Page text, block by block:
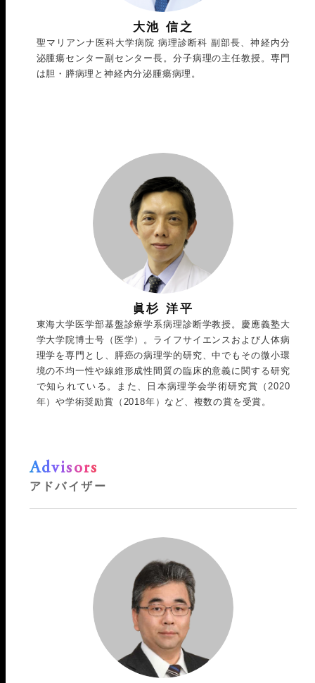
大池 信之
聖マリアンナ医科大学病院 病理診断科 副部長、神経内分
泌腫瘍センター副センター長。分子病理の主任教授。専門
は胆・膵病理と神経内分泌腫瘍病理。
眞杉 洋平
東海大学医学部基盤診療学系病理診断学教授。慶應義塾大
学大学院博士号（医学）。ライフサイエンスおよび人体病
理学を専門とし、膵癌の病理学的研究、中でもその微小環
境の不均一性や線維形成性間質の臨床的意義に関する研究
で知られている。また、日本病理学会学術研究賞（2020
年）や学術奨励賞（2018年）など、複数の賞を受賞。
Advisors
アドバイザー